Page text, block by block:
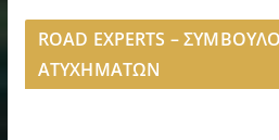
ROAD EXPERTS –
ΑΤΥΧΗΜΑΤΩΝ